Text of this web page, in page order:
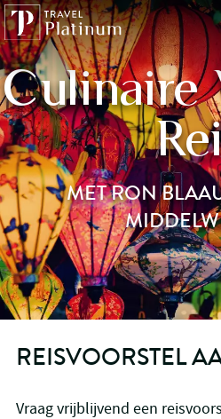
Culinaire
MET RON
REISVOORSTEL
Vraag vrijblijvend een